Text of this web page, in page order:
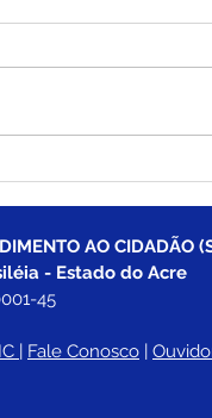
em
AO CIDADÃO
- Estado do Acre
45
Fale Conosco